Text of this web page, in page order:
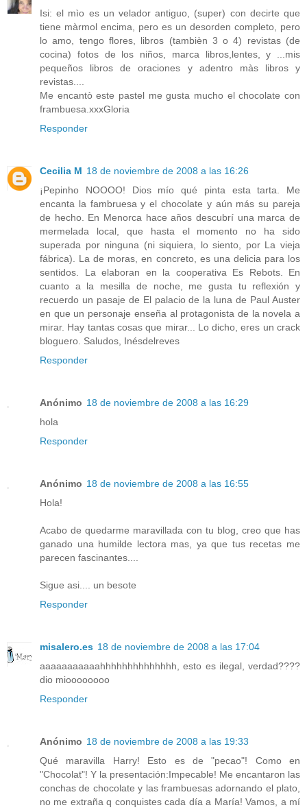
Isi: el mìo es un velador antiguo, (super) con decirte que
tiene màrmol encima, pero es un desorden completo, pero
lo amo, tengo flores, libros (tambièn 3 o 4) revistas (de
cocina) fotos de los niños, marca libros,lentes, y ...mis
pequeños libros de oraciones y adentro màs libros y
revistas....
Me encantò este pastel me gusta mucho el chocolate con
frambuesa.xxxGloria
Responder
Cecilia M 18 de noviembre de 2008 a las 16:26
¡Pepinho NOOOO! Dios mío qué pinta esta tarta. Me
encanta la fambruesa y el chocolate y aún más su pareja
de hecho. En Menorca hace años descubrí una marca de
mermelada local, que hasta el momento no ha sido
superada por ninguna (ni siquiera, lo siento, por La vieja
fábrica). La de moras, en concreto, es una delicia para los
sentidos. La elaboran en la cooperativa Es Rebots. En
cuanto a la mesilla de noche, me gusta tu reflexión y
recuerdo un pasaje de El palacio de la luna de Paul Auster
en que un personaje enseña al protagonista de la novela a
mirar. Hay tantas cosas que mirar... Lo dicho, eres un crack
bloguero. Saludos, Inésdelreves
Responder
Anónimo 18 de noviembre de 2008 a las 16:29
hola
Responder
Anónimo 18 de noviembre de 2008 a las 16:55
Hola!
Acabo de quedarme maravillada con tu blog, creo que has
ganado una humilde lectora mas, ya que tus recetas me
parecen fascinantes....
Sigue asi.... un besote
Responder
misalero.es 18 de noviembre de 2008 a las 17:04
aaaaaaaaaaahhhhhhhhhhhhhh, esto es ilegal, verdad????
dio mioooooooo
Responder
Anónimo 18 de noviembre de 2008 a las 19:33
Qué maravilla Harry! Esto es de "pecao"! Como en
"Chocolat"! Y la presentación:Impecable! Me encantaron las
conchas de chocolate y las frambuesas adornando el plato,
no me extraña q conquistes cada día a María! Vamos, a mí